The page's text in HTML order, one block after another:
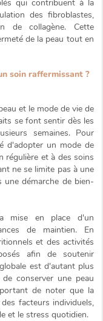
qui contribuent à la
des fibroblastes,
de collagène. Cette
de la peau tout en
soin raffermissant ?
et le mode de vie de
se font sentir dès les
semaines. Pour
d'adopter un mode de
régulière et à des soins
ne se limite pas à une
démarche de bien-
mise en place d'un
de maintien. En
et des activités
afin de soutenir
est d'autant plus
conserver une peau
de noter que la
facteurs individuels,
et le stress quotidien.